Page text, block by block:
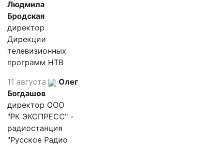
Людмила
Бродская
директор
Дирекции
телевизионных
программ НТВ
11 августа
Олег
Богдашов
директор ООО
"РК ЭКСПРЕСС" -
радиостанция
"Русское Радио